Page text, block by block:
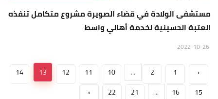
مستشفى الولادة في قضاء الصويرة مشروع متكامل تنفذه
العتبة الحسينية لخدمة أهالي واسط
‹
1
2
...
10
11
12
13
14
15
16
...
21
22
›